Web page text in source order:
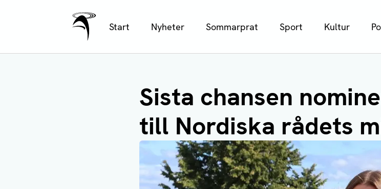
Ålands Radio & TV
Start Nyheter Sommarprat Sport Kultur
Sista chansen
till Nordiska rådets